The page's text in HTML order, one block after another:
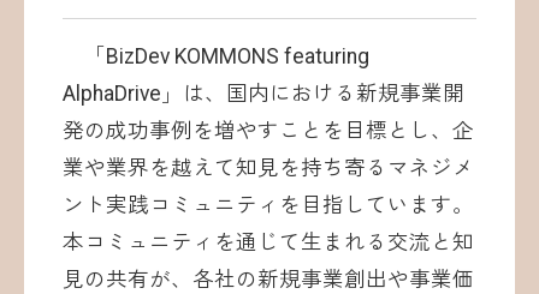
「BizDev KOMMONS featuring
AlphaDrive」は、国内における新規事業開
発の成功事例を増やすことを目標とし、企
業や業界を越えて知見を持ち寄るマネジメ
ント実践コミュニティを目指しています。
本コミュニティを通じて生まれる交流と知
見の共有が、各社の新規事業創出や事業価